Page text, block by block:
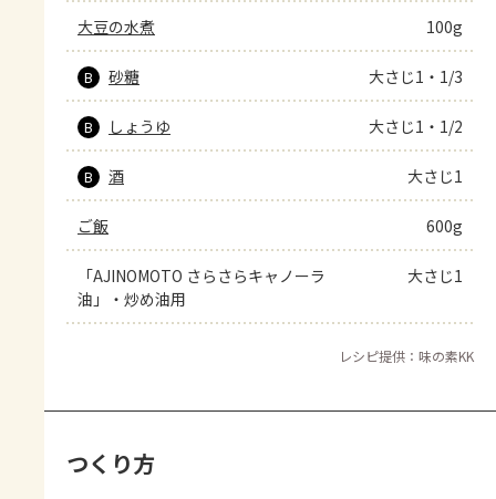
大豆の水煮 100g
B 砂糖 大さじ1・1/3
B しょうゆ 大さじ1・1/2
B 酒 大さじ1
ご飯 600g
「AJINOMOTO さらさらキャノーラ
油」・炒め油用
大さじ1
レシピ提供：味の素KK
つくり方